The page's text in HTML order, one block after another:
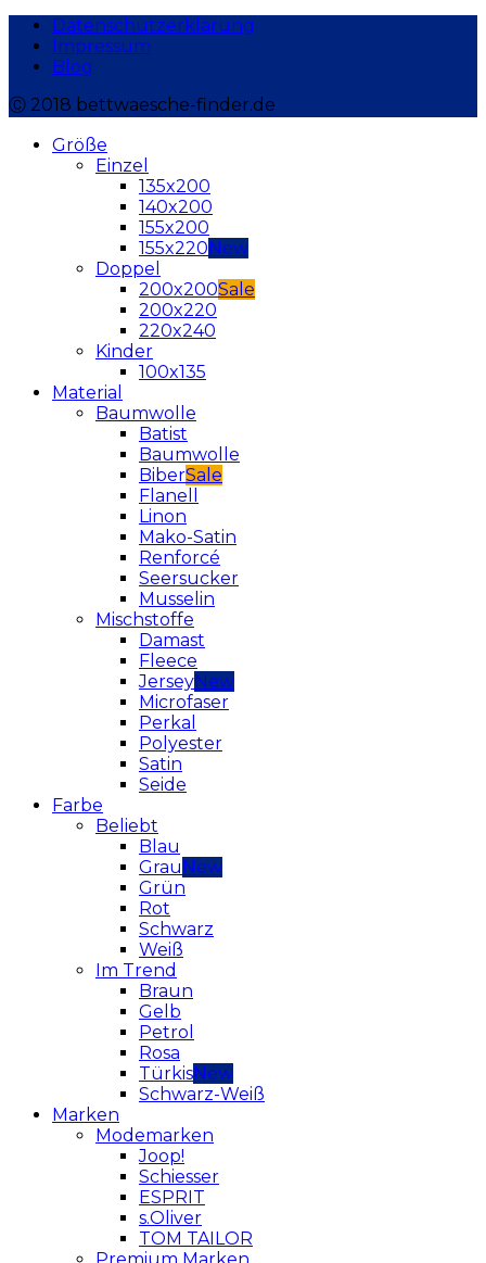
Datenschutzerklärung
Impressum
Blog
Ⓒ 2018 bettwaesche-finder.de
Größe
Einzel
135x200
140x200
155x200
155x220
Doppel
200x200
200x220
220x240
Kinder
100x135
Material
Baumwolle
Batist
Baumwolle
Biber
Flanell
Linon
Mako-Satin
Renforcé
Seersucker
Musselin
Mischstoffe
Damast
Fleece
Jersey
Microfaser
Perkal
Polyester
Satin
Seide
Farbe
Beliebt
Blau
Grau
Grün
Rot
Schwarz
Weiß
Im Trend
Braun
Gelb
Petrol
Rosa
Türkis
Schwarz-Weiß
Marken
Modemarken
Joop!
Schiesser
ESPRIT
s.Oliver
TOM TAILOR